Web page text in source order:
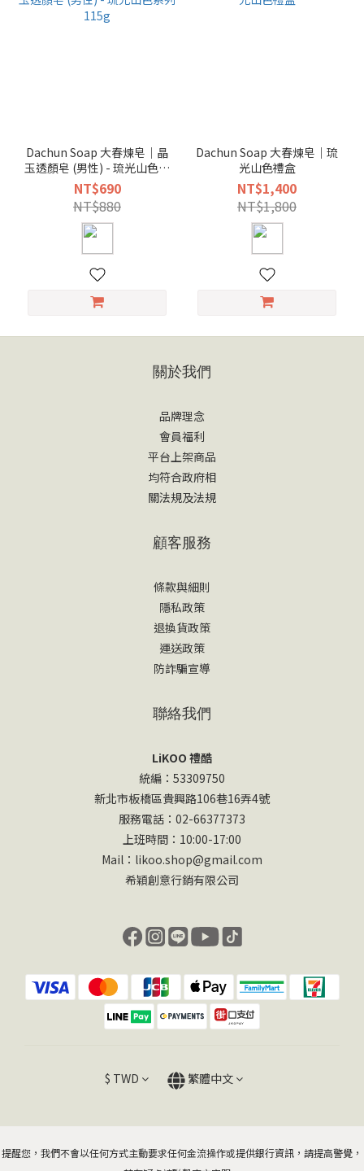
Dachun Soap 大春煉皂｜晶
玉透顏皂 (男性) - 琉光山色系
列 115g
NT$690
NT$880
Dachun Soap 大春煉皂｜琉
光山色禮盒
NT$1,400
NT$1,800
關於我們
品牌理念
會員福利
平台上架商品
均符合政府相
關法規及法規
顧客服務
條款與細則
隱私政策
退換貨政策
運送政策
防詐騙宣導
聯絡我們
LiKOO 禮酷
統編：53309750
新北市板橋區貴興路106巷16弄4號
服務電話：02-66377373
上班時間：10:00-17:00
Mail：likoo.shop@gmail.com
希穎創意行銷有限公司
$ TWD 繁體中文
提醒您，我們不會以任何方式主動要求任何金流操作或提供銀行資訊，請提高警覺，